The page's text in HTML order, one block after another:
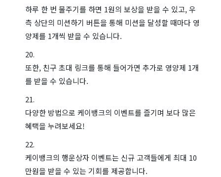
하루 한 번 물주기를 하면 1원의 보상을 받을 수 있고, 우
측 상단의 미션하기 버튼을 통해 미션을 달성할 때마다 영
양제를 1개씩 받을 수 있습니다.
또한, 친구 초대 링크를 통해 들어가면 추가로 영양제 1개
를 받을 수 있습니다.
다양한 방법으로 케이뱅크의 이벤트를 즐기며 보다 많은
혜택을 누려보세요!
케이뱅크의 행운상자 이벤트는 신규 고객들에게 최대 10
만원을 받을 수 있는 기회를 제공합니다.